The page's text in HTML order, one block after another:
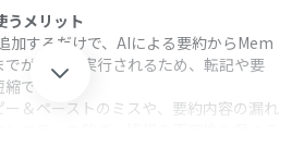
メリット
加するだけで、AIによる要約からMem
が自動で実行されるため、転記や要
できます
＆ペーストのミスや、要約内容の漏れ